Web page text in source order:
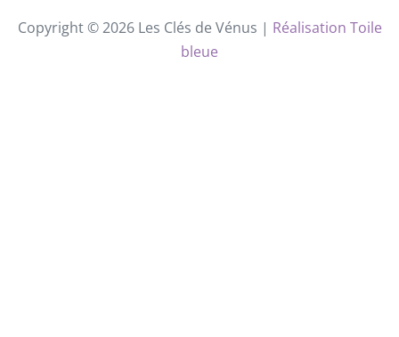
Copyright © 2026 Les Clés de Vénus | Réalisation Toile
bleue